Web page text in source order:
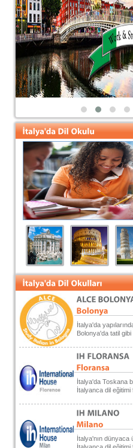
İtalya'da
Bolonya'da tatil gibi
İtalya'da Toskana
İtalyanca dil eğitimi
İtalya'nın dünyaca